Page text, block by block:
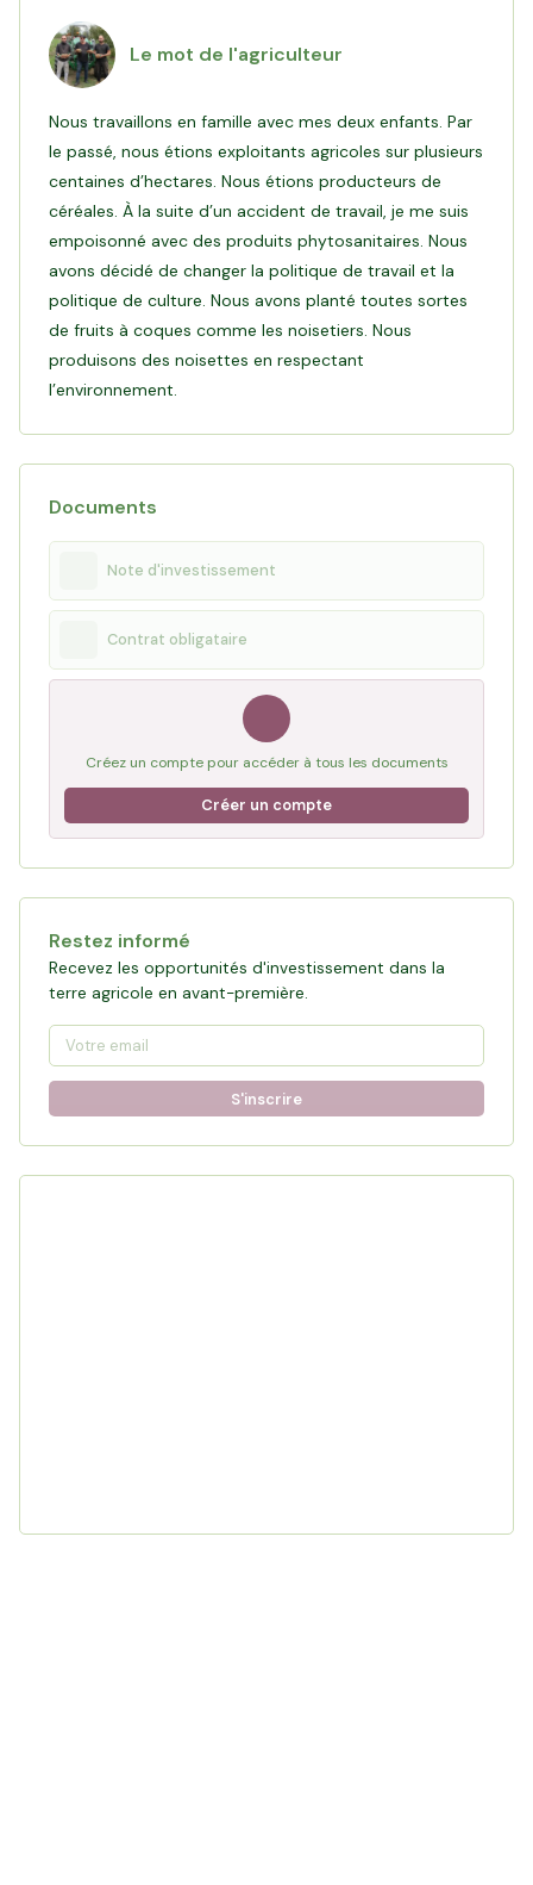
Objectif de ce financement: André et ses fils souhaitent
répondre à la demande croissante de noisettes avec la
construction d'une nouvelle casserie. Grâce à votre
investissement, ils disposent de vergers pour assurer un
Lire l'interview d'André
Le mot de l'agriculteur
Nous travaillons en famille avec mes deux enfants. Par
le passé, nous étions exploitants agricoles sur plusieurs
centaines d’hectares. Nous étions producteurs de
céréales. À la suite d’un accident de travail, je me suis
empoisonné avec des produits phytosanitaires. Nous
avons décidé de changer la politique de travail et la
politique de culture. Nous avons planté toutes sortes
de fruits à coques comme les noisetiers. Nous
produisons des noisettes en respectant
l’environnement.
Documents
Note d'investissement
Contrat obligataire
Créez un compte pour accéder à tous les documents
Créer un compte
Restez informé
Recevez les opportunités d'investissement dans la
terre agricole en avant-première.
S'inscrire